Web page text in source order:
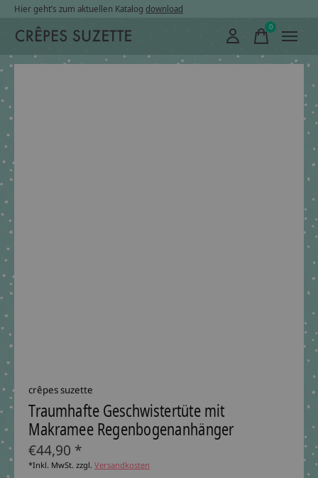
Hier geht’s zum aktuellen Katalog download
0items
crêpes suzette
Traumhafte Geschwistertüte mit
Makramee Regenbogenanhänger
€44,90 *
*Inkl. MwSt. zzgl. Versandkosten